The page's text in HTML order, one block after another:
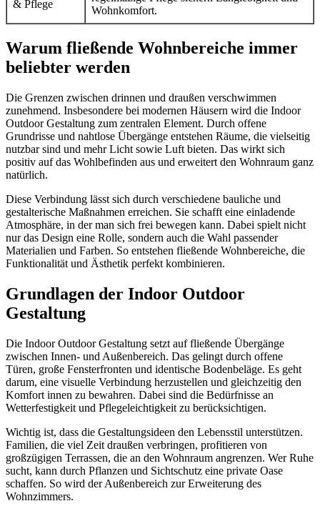
& Pflege
Wohnkomfort.
Warum fließende Wohnbereiche immer
beliebter werden
Die Grenzen zwischen drinnen und draußen verschwimmen
zunehmend. Insbesondere bei modernen Häusern wird die Indoor
Outdoor Gestaltung zum zentralen Element. Durch offene
Grundrisse und nahtlose Übergänge entstehen Räume, die vielseitig
nutzbar sind und mehr Licht sowie Luft bieten. Das wirkt sich
positiv auf das Wohlbefinden aus und erweitert den Wohnraum ganz
natürlich.
Diese Verbindung lässt sich durch verschiedene bauliche und
gestalterische Maßnahmen erreichen. Sie schafft eine einladende
Atmosphäre, in der man sich frei bewegen kann. Dabei spielt nicht
nur das Design eine Rolle, sondern auch die Wahl passender
Materialien und Farben. So entstehen fließende Wohnbereiche, die
Funktionalität und Ästhetik perfekt kombinieren.
Grundlagen der Indoor Outdoor
Gestaltung
Die Indoor Outdoor Gestaltung setzt auf fließende Übergänge
zwischen Innen- und Außenbereich. Das gelingt durch offene
Türen, große Fensterfronten und identische Bodenbeläge. Es geht
darum, eine visuelle Verbindung herzustellen und gleichzeitig den
Komfort innen zu bewahren. Dabei sind die Bedürfnisse an
Wetterfestigkeit und Pflegeleichtigkeit zu berücksichtigen.
Wichtig ist, dass die Gestaltungsideen den Lebensstil unterstützen.
Familien, die viel Zeit draußen verbringen, profitieren von
großzügigen Terrassen, die an den Wohnraum angrenzen. Wer Ruhe
sucht, kann durch Pflanzen und Sichtschutz eine private Oase
schaffen. So wird der Außenbereich zur Erweiterung des
Wohnzimmers.